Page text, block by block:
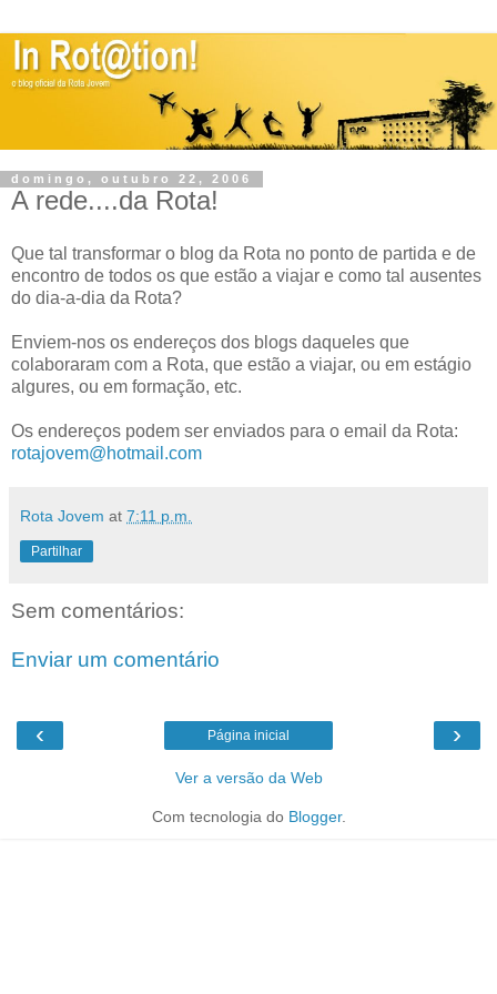
domingo, outubro 22, 2006
A rede....da Rota!
Que tal transformar o blog da Rota no ponto de partida e de
encontro de todos os que estão a viajar e como tal ausentes
do dia-a-dia da Rota?
Enviem-nos os endereços dos blogs daqueles que
colaboraram com a Rota, que estão a viajar, ou em estágio
algures, ou em formação, etc.
Os endereços podem ser enviados para o email da Rota:
rotajovem@hotmail.com
Rota Jovem at 7:11 p.m.
Partilhar
Sem comentários:
Enviar um comentário
‹ ›
Página inicial
Ver a versão da Web
Com tecnologia do Blogger.